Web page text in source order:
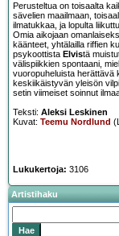
Perusteltua on toisaalta
sävelien maailmaan,
ilmatukkaa, ja lopulta
Omia aikojaan
käänteet, yhtälailla riffien
psykoottista Elvistä
välispiikkien spontaani,
vuoropuheluista herättävä
keskiikäistyvän yleisön
setin viimeiset soinnut
Teksti: Aleksi Leskinen
Kuvat: Teemu Nordlund
Lukukertoja: 3106
Artistihaku